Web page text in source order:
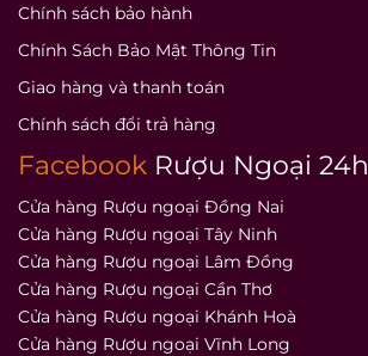
Chính sách bảo hành
Chính Sách Bảo Mật Thông Tin
Giao hàng và thanh toán
Chính sách đổi trả hàng
Facebook Rượu Ngoại 24h
Cửa hàng Rượu ngoại Đồng Nai
Cửa hàng Rượu ngoại Tây Ninh
Cửa hàng Rượu ngoại Lâm Đồng
Cửa hàng Rượu ngoại Cần Thơ
Cửa hàng Rượu ngoại Khánh Hoà
Cửa hàng Rượu ngoại Vĩnh Long